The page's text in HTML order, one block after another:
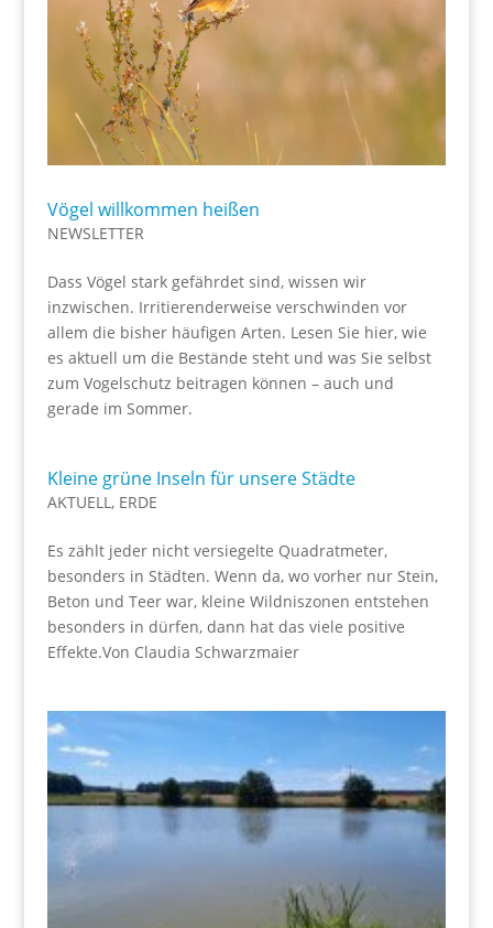
Vögel willkommen heißen
NEWSLETTER
Dass Vögel stark gefährdet sind, wissen wir
inzwischen. Irritierenderweise verschwinden vor
allem die bisher häufigen Arten. Lesen Sie hier, wie
es aktuell um die Bestände steht und was Sie selbst
zum Vogelschutz beitragen können – auch und
gerade im Sommer.
Kleine grüne Inseln für unsere Städte
AKTUELL, ERDE
Es zählt jeder nicht versiegelte Quadratmeter,
besonders in Städten. Wenn da, wo vorher nur Stein,
Beton und Teer war, kleine Wildniszonen entstehen
besonders in dürfen, dann hat das viele positive
Effekte.Von Claudia Schwarzmaier